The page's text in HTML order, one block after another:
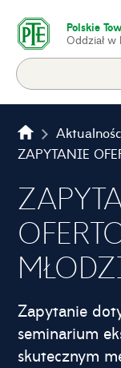
Polskie
Oddział w
Zapytanie
seminarium
skutecznym